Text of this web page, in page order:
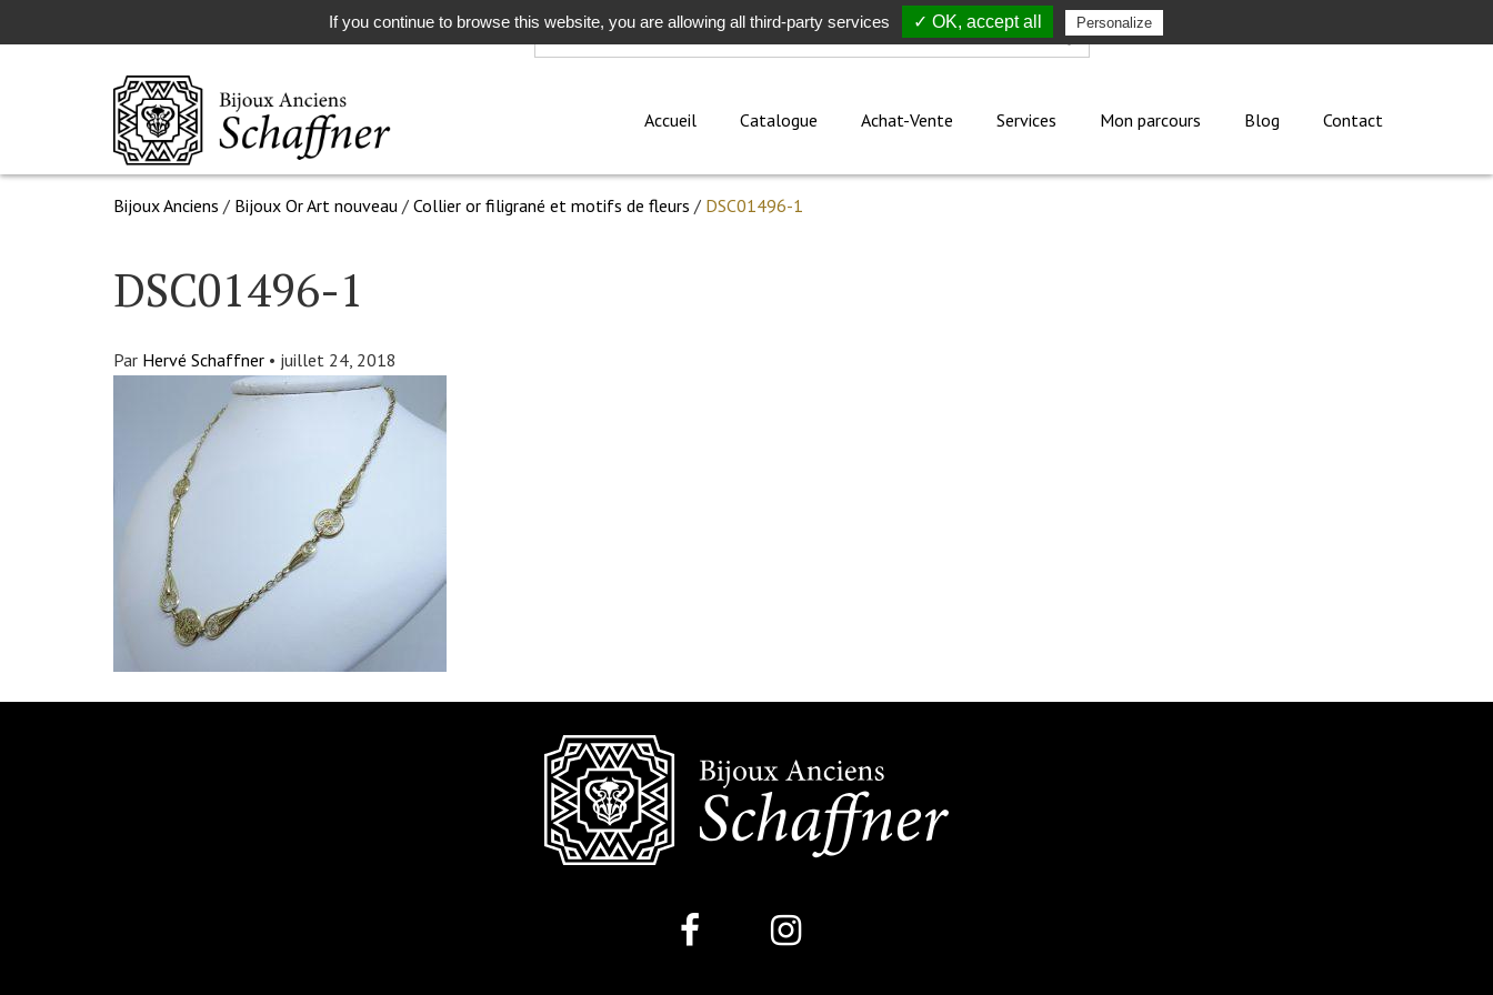
Rechercher
Accueil Catalogue Achat-Vente Services Mon parcours Blog Contact
Bijoux Anciens / Bijoux Or Art nouveau / Collier or filigrané et motifs de fleurs / DSC01496-1
DSC01496-1
Par Hervé Schaffner • juillet 24, 2018
If you continue to browse this website, you are allowing all third-party services ✓ OK, accept all Personalize